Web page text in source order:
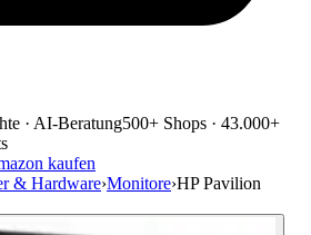
· AI-Beratung500+ Shops · 43.000+
kaufen
& Hardware›Monitore›HP Pavilion